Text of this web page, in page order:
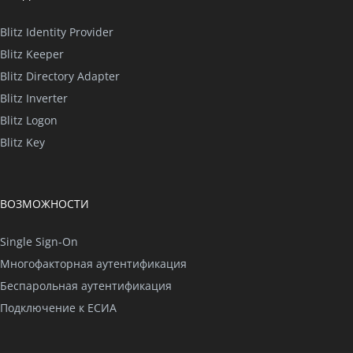
Blitz Identity Provider
Blitz Keeper
Blitz Directory Adapter
Blitz Inverter
Blitz Logon
Blitz Key
ВОЗМОЖНОСТИ
Single Sign-On
Многофакторная аутентификация
Беспарольная аутентификация
Подключение к ЕСИА